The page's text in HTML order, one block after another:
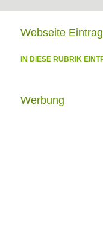
Webseite
IN DIESE RUBRIK
Werbung